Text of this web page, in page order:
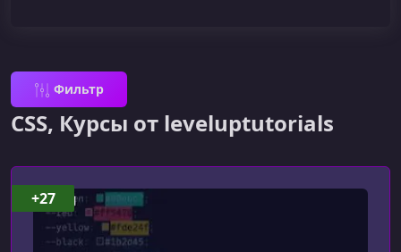
Фильтр
CSS, Курсы от leveluptutorials
+27